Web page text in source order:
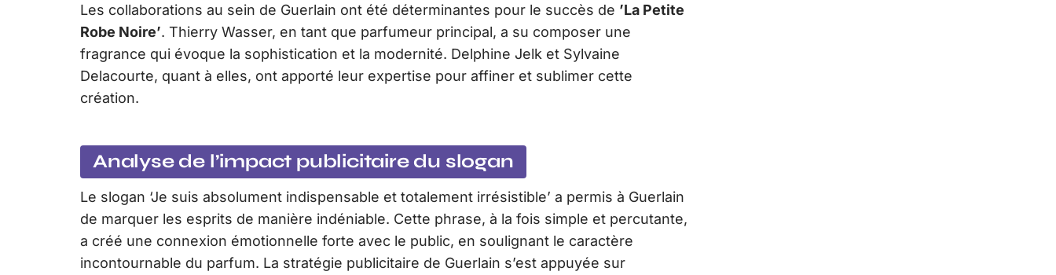
Les collaborations au sein de Guerlain ont été déterminantes pour le succès de ’La Petite
Robe Noire’. Thierry Wasser, en tant que parfumeur principal, a su composer une
fragrance qui évoque la sophistication et la modernité. Delphine Jelk et Sylvaine
Delacourte, quant à elles, ont apporté leur expertise pour affiner et sublimer cette
création.
Analyse de l’impact publicitaire du slogan
Le slogan ‘Je suis absolument indispensable et totalement irrésistible’ a permis à Guerlain
de marquer les esprits de manière indéniable. Cette phrase, à la fois simple et percutante,
a créé une connexion émotionnelle forte avec le public, en soulignant le caractère
incontournable du parfum. La stratégie publicitaire de Guerlain s’est appuyée sur